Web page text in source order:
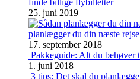
finde billige flybilletter
25. juni 2019
planlægger du din næste rejse
17. september 2018
Pakkeguide: Alt du behøver
1. juni 2018
3 tips: Det skal du